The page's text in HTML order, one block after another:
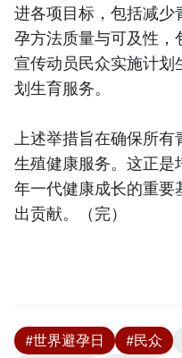
进各项目标，包括减少
孕方法质量与可及性，
宣传动员民众实施计
划生育服务。
上述举措旨在确保所
生殖健康服务。这正
年一代健康成长的重
出贡献。（完）
#世界避孕日 #民众